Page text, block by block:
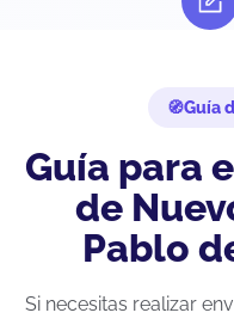
Guía
Guía para
de
Pablo
Si necesitas realizar